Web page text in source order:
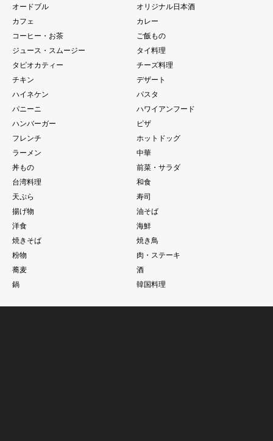
オードブル
オリジナル日本酒
カフェ
カレー
コーヒー・お茶
ご飯もの
ジュース・スムージー
タイ料理
タピオカティー
チーズ料理
チキン
デザート
ハイネケン
パスタ
パニーニ
ハワイアンフード
ハンバーガー
ピザ
フレンチ
ホットドッグ
ラーメン
中華
丼もの
前菜・サラダ
台湾料理
和食
天ぷら
寿司
揚げ物
油そば
洋食
海鮮
焼きそば
焼き鳥
粉物
肉・ステーキ
蕎麦
酒
鍋
韓国料理